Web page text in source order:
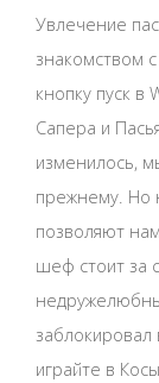
Увлечение
знакомством
кнопку пуск в
Сапера и
изменилось,
прежнему. Но
позволяют
шеф стоит за
играйте в